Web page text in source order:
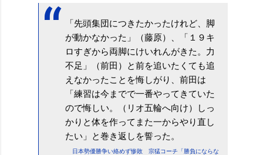
「先頭集団につきたかったけれど、脚
が動かなかった」（藤原）、「１９キ
ロすぎから両脚にけいれんがきた。力
不足」（前田）と前を追いたくても追
えなかったことを悔しがり、前田は
「練習は今までで一番やってきていた
ので悔しい。（リオ五輪へ向け）しっ
かりと体を作ってまた一からやり直し
たい」と巻き返しを誓った。
日本勢優勝争い絡めず惨敗 宗猛コーチ「勝負にならな